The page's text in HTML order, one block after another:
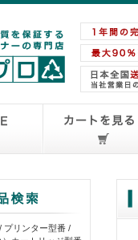
プリンター型番 /